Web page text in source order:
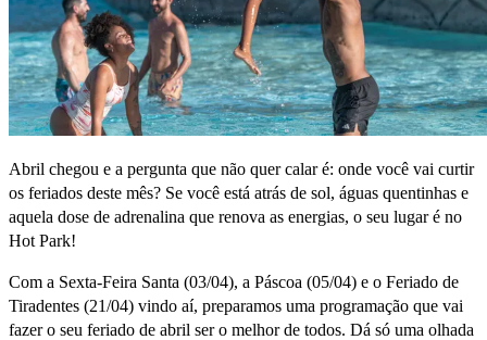
Abril chegou e a pergunta que não quer calar é: onde você vai curtir
os feriados deste mês? Se você está atrás de sol, águas quentinhas e
aquela dose de adrenalina que renova as energias, o seu lugar é no
Hot Park!
Com a Sexta-Feira Santa (03/04), a Páscoa (05/04) e o Feriado de
Tiradentes (21/04) vindo aí, preparamos uma programação que vai
fazer o seu feriado de abril ser o melhor de todos. Dá só uma olhada